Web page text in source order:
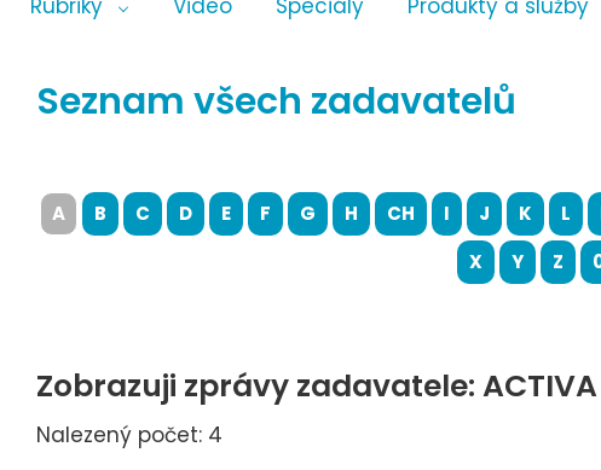
Rubriky Video Speciály Produkty a služby
Seznam všech zadavatelů
A B C D E F G H CH I J K L
X
Y Z
Zobrazuji zprávy zadavatele: ACTIVA
Nalezený počet: 4